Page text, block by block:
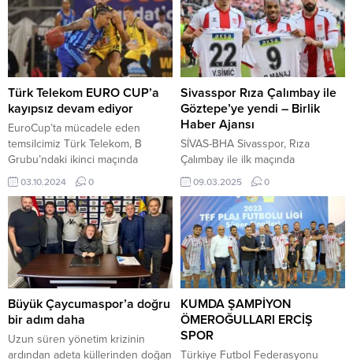
Türk Telekom EURO CUP’a
kayıpsız devam ediyor
EuroCup’ta mücadele eden
temsilcimiz Türk Telekom, B
Grubu’ndaki ikinci maçında
Yunanistan ekibi Aris Midea’yı
deplasmanda 68-63 yenerek
galibiyet serisini sürdürdü.
Yunanistan’ın Palais Spor
Salonu’nda oynanan
karşılaşmada, ilk periyodu 21-13
önde tamamlayan Türk Telekom,
devreyi de 36-26’lık skorla üstün
kapattı. Üçüncü çeyrekte
toparlanan Aris Midea, farkı
kapatıp dengeyi sağladı ve...
03.10.2024 0
Sivasspor Rıza Çalımbay ile
Göztepe’ye yendi – Birlik
Haber Ajansı
SİVAS-BHA Sivasspor, Rıza
Çalımbay ile ilk maçında
Göztepe‘yi yendi… Galibiyet
hasretini Rıza Çalımbay’ın göreve
gelmesiyle sonlandıran Sivasspor,
zorlu maçtan galibiyetle ayrılarak
taraftarını mutlu etti. Trendyol
Süper Lig’in 27. haftasında Net
Global Sivasspor sahasında
Göztepe ile karşılaştı. İlk yarının 7.
dakikasında Koray Günter ile
çarpışan Rey Manaj kafa tramvası
geçirdi ve...
09.03.2025 0
Büyük Çaycumaspor’a doğru
bir adım daha
Uzun süren yönetim krizinin
ardından adeta küllerinden doğan
KUMDA ŞAMPİYON
ÖMEROĞULLARI ERCİŞ
SPOR
Türkiye Futbol Federasyonu